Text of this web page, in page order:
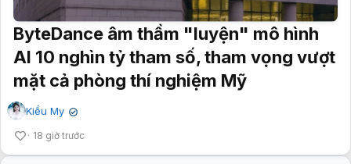
ByteDance âm thầm "luyện" mô hình
AI 10 nghìn tỷ tham số, tham vọng vượt
mặt cả phòng thí nghiệm Mỹ
Kiều My ✔
18 giờ trước